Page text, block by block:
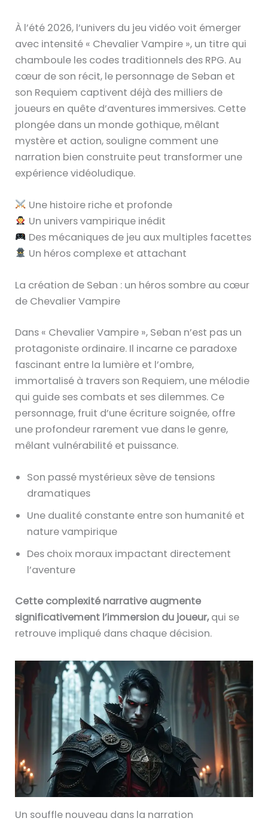
À l’été 2026, l’univers du jeu vidéo voit émerger
avec intensité « Chevalier Vampire », un titre qui
chamboule les codes traditionnels des RPG. Au
cœur de son récit, le personnage de Seban et
son Requiem captivent déjà des milliers de
joueurs en quête d’aventures immersives. Cette
plongée dans un monde gothique, mêlant
mystère et action, souligne comment une
narration bien construite peut transformer une
expérience vidéoludique.
Une histoire riche et profonde
Un univers vampirique inédit
Des mécaniques de jeu aux multiples facettes
Un héros complexe et attachant
La création de Seban : un héros sombre au cœur
de Chevalier Vampire
Dans « Chevalier Vampire », Seban n’est pas un
protagoniste ordinaire. Il incarne ce paradoxe
fascinant entre la lumière et l’ombre,
immortalisé à travers son Requiem, une mélodie
qui guide ses combats et ses dilemmes. Ce
personnage, fruit d’une écriture soignée, offre
une profondeur rarement vue dans le genre,
mêlant vulnérabilité et puissance.
Son passé mystérieux sève de tensions
dramatiques
Une dualité constante entre son humanité et
nature vampirique
Des choix moraux impactant directement
l’aventure
Cette complexité narrative augmente
significativement l’immersion du joueur,qui se
retrouve impliqué dans chaque décision.
Un souffle nouveau dans la narration